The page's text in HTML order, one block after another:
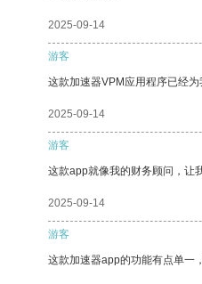
2025-09-14
游客
这款加速器VPM应用程序已经为
2025-09-14
游客
这款app就像我的财务顾问，让
2025-09-14
游客
这款加速器app的功能有点单一